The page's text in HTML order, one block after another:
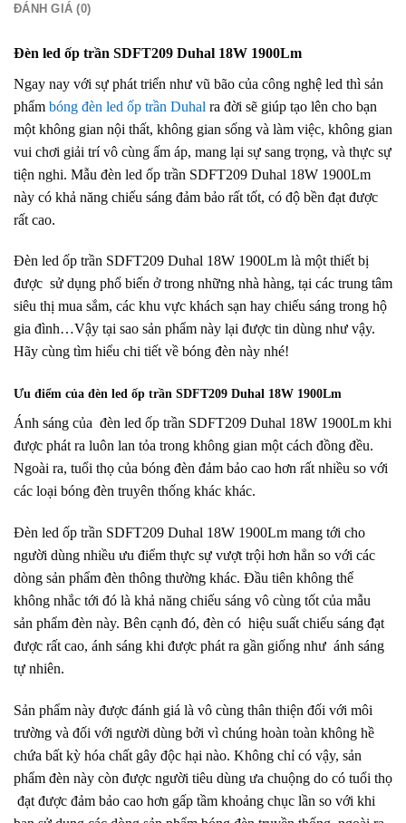
ĐÁNH GIÁ (0)
Đèn led ốp trần SDFT209 Duhal 18W 1900Lm
Ngay nay với sự phát triển như vũ bão của công nghệ led thì sản
phẩm bóng đèn led ốp trần Duhal ra đời sẽ giúp tạo lên cho bạn
một không gian nội thất, không gian sống và làm việc, không gian
vui chơi giải trí vô cùng ấm áp, mang lại sự sang trọng, và thực sự
tiện nghi. Mẫu đèn led ốp trần SDFT209 Duhal 18W 1900Lm
này có khả năng chiếu sáng đảm bảo rất tốt, có độ bền đạt được
rất cao.
Đèn led ốp trần SDFT209 Duhal 18W 1900Lm là một thiết bị
được sử dụng phổ biến ở trong những nhà hàng, tại các trung tâm
siêu thị mua sắm, các khu vực khách sạn hay chiếu sáng trong hộ
gia đình…Vậy tại sao sản phẩm này lại được tin dùng như vậy.
Hãy cùng tìm hiểu chi tiết về bóng đèn này nhé!
Ưu điểm của đèn led ốp trần SDFT209 Duhal 18W 1900Lm
Ánh sáng của đèn led ốp trần SDFT209 Duhal 18W 1900Lm khi
được phát ra luôn lan tỏa trong không gian một cách đồng đều.
Ngoài ra, tuổi thọ của bóng đèn đảm bảo cao hơn rất nhiều so với
các loại bóng đèn truyên thống khác khác.
Đèn led ốp trần SDFT209 Duhal 18W 1900Lm mang tới cho
người dùng nhiều ưu điểm thực sự vượt trội hơn hẳn so với các
dòng sản phẩm đèn thông thường khác. Đầu tiên không thể
không nhắc tới đó là khả năng chiếu sáng vô cùng tốt của mẫu
sản phẩm đèn này. Bên cạnh đó, đèn có hiệu suất chiếu sáng đạt
được rất cao, ánh sáng khi được phát ra gần giống như ánh sáng
tự nhiên.
Sản phẩm này được đánh giá là vô cùng thân thiện đối với môi
trường và đối với người dùng bởi vì chúng hoàn toàn không hề
chứa bất kỳ hóa chất gây độc hại nào. Không chỉ có vậy, sản
phẩm đèn này còn được người tiêu dùng ưa chuộng do có tuổi thọ
đạt được đảm bảo cao hơn gấp tầm khoảng chục lần so với khi